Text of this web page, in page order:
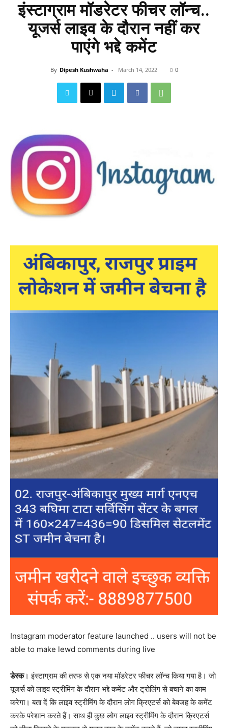
इंस्टाग्राम मॉडरेटर फीचर लॉन्च..
यूजर्स लाइव के दौरान नहीं कर
पाएंगे भद्दे कमेंट
By Dipesh Kushwaha - March 14, 2022 0
Instagram moderator feature launched .. users will not be
able to make lewd comments during live
डेस्क। इंस्टाग्राम की तरफ से एक नया मॉडरेटर फीचर लॉन्च किया गया है। जो
यूजर्स को लाइव स्ट्रीमिंग के दौरान भद्दे कमेंट और ट्रोलिंग से बचाने का काम
करेगा। बता दें कि लाइव स्ट्रीमिंग के दौरान लोग क्रिएटर्स को बेवजह के कमेंट
करके परेशान करते हैं। साथ ही कुछ लोग लाइव स्ट्रीमिंग के दौरान क्रिएटर्स